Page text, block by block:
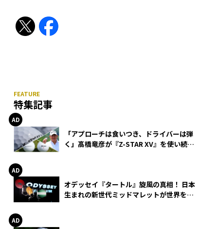
特集記事
「アプローチは食いつき、ドライバーは弾
く」髙橋竜彦が『Z-STAR XV』を使い続け
オデッセイ『タートル』旋風の真相！ 日本
生まれの新世代ミッドマレットが世界を席